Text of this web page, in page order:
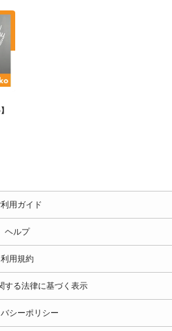
用ガイド
ヘルプ
利用規約
する法律に基づく表示
シーポリシー